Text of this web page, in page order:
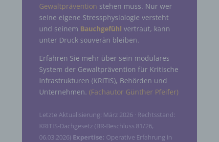
Gewaltprävention stehen muss. Nur wer
seine eigene Stressphysiologie versteht
und seinem Bauchgefühl vertraut, kann
unter Druck souverän bleiben.
Erfahren Sie mehr über sein modulares
System der Gewaltprävention für Kritische
Infrastrukturen (KRITIS), Behörden und
Unternehmen. (Fachautor Günther Pfeifer)
Letzte Aktualisierung: März 2026 · Rechtsstand:
KRITIS-Dachgesetz (BR-Beschluss 81/26,
06.03.2026) Expertise: Operative Erfahrung in